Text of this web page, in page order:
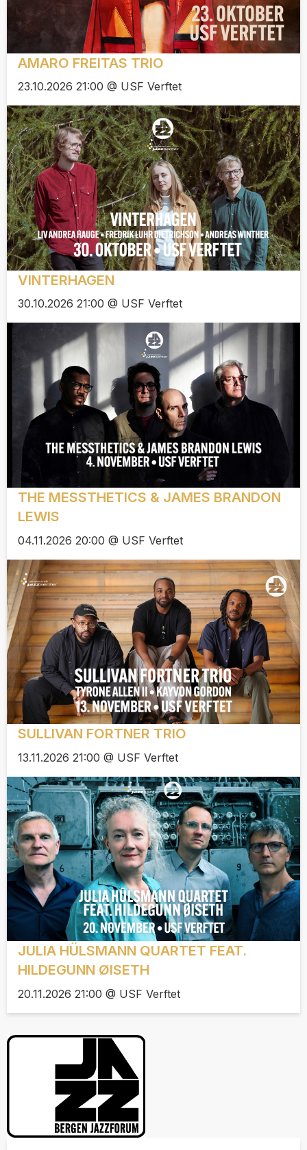
AMARO FREITAS TRIO
23.10.2026 21:00 @ USF Verftet
VINTERHAGEN
30.10.2026 21:00 @ USF Verftet
THE MESSTHETICS & JAMES BRANDON
LEWIS
04.11.2026 20:00 @ USF Verftet
SULLIVAN FORTNER TRIO
13.11.2026 21:00 @ USF Verftet
JULIA HÜLSMANN QUARTET FEAT.
HILDEGUNN ØISETH
20.11.2026 21:00 @ USF Verftet